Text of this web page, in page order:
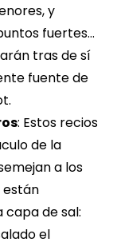
y
fuertes…
tras de sí
fuente de
: Estos recios
de la
a los
están
capa de sal:
el